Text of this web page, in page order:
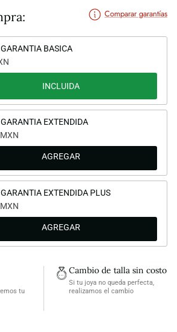
Comparar garantías
BASICA
INCLUIDA
EXTENDIDA
EXTENDIDA PLUS
tu
Cambio de talla sin costo
Si tu joya no queda perfecta,
realizamos el cambio